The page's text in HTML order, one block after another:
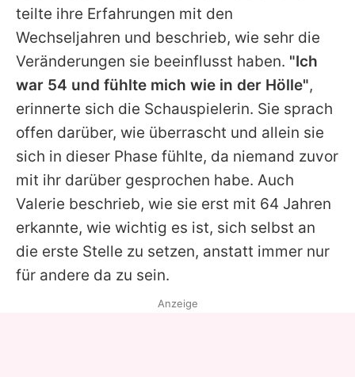
teilte ihre Erfahrungen mit den
Wechseljahren und beschrieb, wie sehr die
Veränderungen sie beeinflusst haben. "Ich
war 54 und fühlte mich wie in der Hölle",
erinnerte sich die Schauspielerin. Sie sprach
offen darüber, wie überrascht und allein sie
sich in dieser Phase fühlte, da niemand zuvor
mit ihr darüber gesprochen habe. Auch
Valerie beschrieb, wie sie erst mit 64 Jahren
erkannte, wie wichtig es ist, sich selbst an
die erste Stelle zu setzen, anstatt immer nur
für andere da zu sein.
Anzeige